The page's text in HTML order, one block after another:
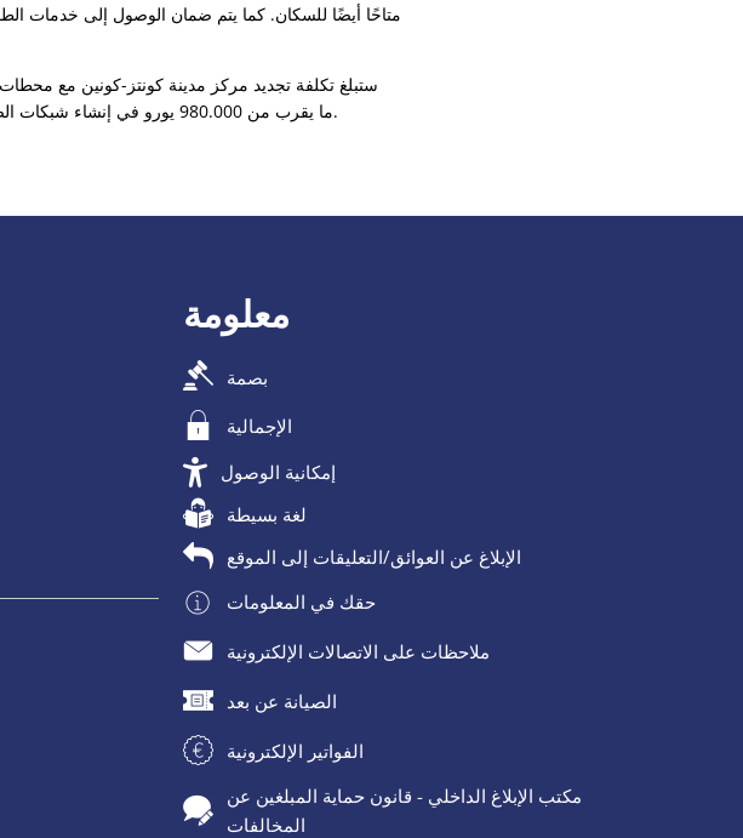
شركة Verbandsgemeindewerke Konz AöR ما يقرب من 980.000 يورو في إنشاء شبكات الصرف الصحي وإمدادات المياه.
معلومة
بصمة
الإجمالية
إمكانية الوصول
لغة بسيطة
الإبلاغ عن العوائق/التعليقات إلى الموقع
حقك في المعلومات
ملاحظات على الاتصالات الإلكترونية
الصيانة عن بعد
الفواتير الإلكترونية
مكتب الإبلاغ الداخلي - قانون حماية المبلغين عن
المخالفات